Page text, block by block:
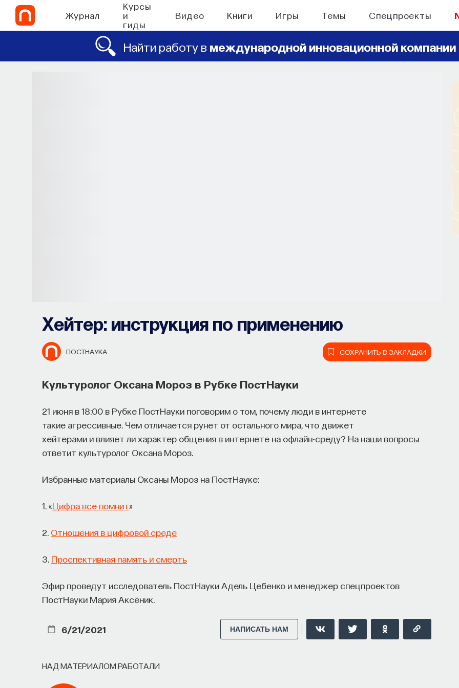
Журнал
Курсы
и
гиды
Видео Книги Игры Темы Спецпроекты
Найти работу в международной инновационной компании
Хейтер: инструкция по применению
ПОСТНАУКА СОХРАНИТЬ В ЗАКЛАДКИ
Культуролог Оксана Мороз в Рубке ПостНауки
21 июня в 18:00 в Рубке ПостНауки поговорим о том, почему люди в интернете
такие агрессивные. Чем отличается рунет от остального мира, что движет
хейтерами и влияет ли характер общения в интернете на офлайн-среду? На наши вопросы
ответит культуролог Оксана Мороз.
Избранные материалы Оксаны Мороз на ПостНауке:
1. «Цифра все помнит»
2. Отношения в цифровой среде
3. Проспективная память и смерть
Эфир проведут исследователь ПостНауки Адель Цебенко и менеджер спецпроектов
ПостНауки Мария Аксёник.
6/21/2021 НАПИСАТЬ НАМ
НАД МАТЕРИАЛОМ РАБОТАЛИ
Почти треть жизни мы тратим на сон, но как он работает и можно ли
состояние сна для жизни человека? Что происходит с нами, пока мы спим: какие циклы
ресурсы восполнялись и мы просыпались отдохнувшими.
Ответы на эти и другие вопросы можно найти, записавшись
Пройдя этот курс, вы научитесь:
— Лучше понимать, что происходит с нами во сне
— Определять, какими способами можно улучшить свой сон